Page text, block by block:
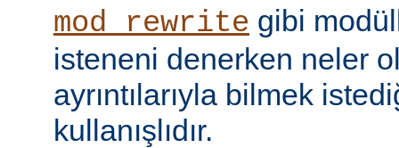
mod_rewrite gibi
isteneni denerken neler
ayrıntılarıyla bilmek
kullanışlıdır.